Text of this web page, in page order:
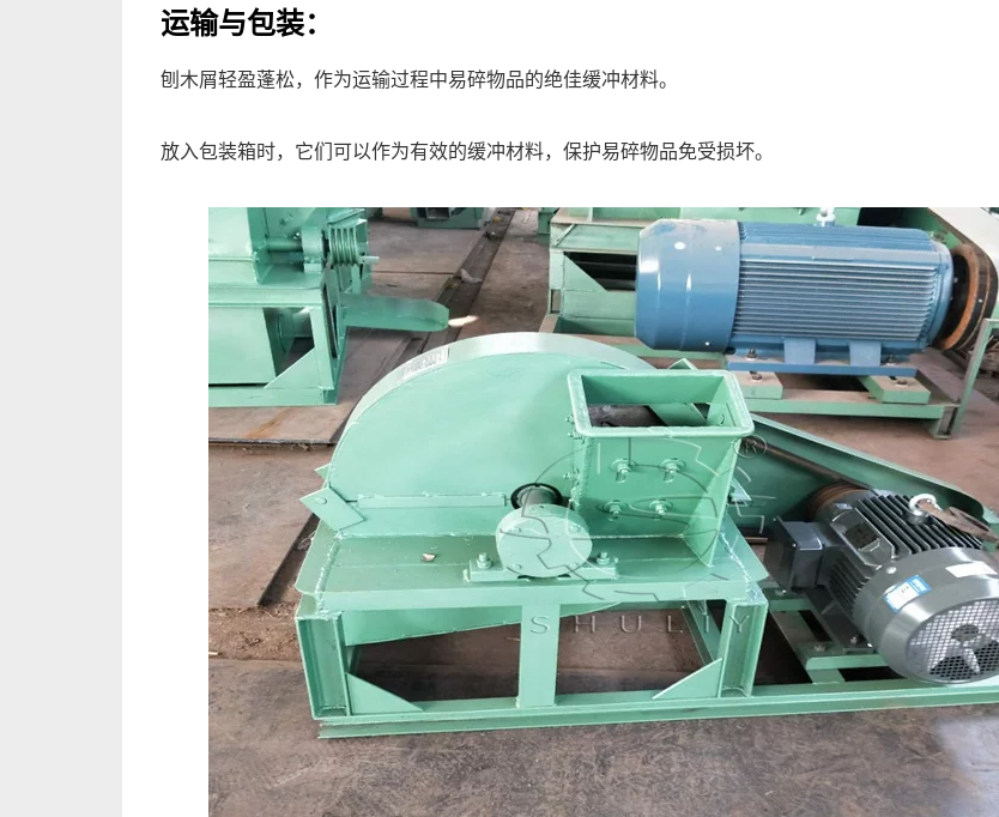
运输与包装：
刨木屑轻盈蓬松，作为运输过程中易碎物品的绝佳缓冲材料。
放入包装箱时，它们可以作为有效的缓冲材料，保护易碎物品免受损坏。